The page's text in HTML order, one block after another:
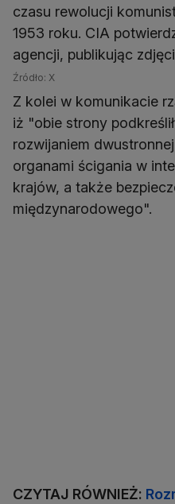
czasu rewolucji
1953 roku. CIA
agencji, publikując
Źródło: X
Z kolei w komunikacie
iż "obie strony
rozwijaniem
organami ścigania w
krajów, a także
międzynarodowego".
CZYTAJ RÓWNIEŻ: